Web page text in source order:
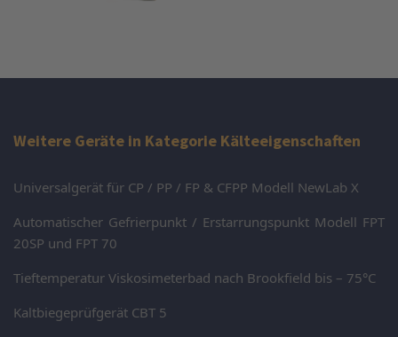
Weitere Geräte in Kategorie Kälteeigenschaften
Universalgerät für CP / PP / FP & CFPP Modell NewLab X
Automatischer Gefrierpunkt / Erstarrungspunkt Modell FPT
20SP und FPT 70
Tieftemperatur Viskosimeterbad nach Brookfield bis – 75°C
Kaltbiegeprüfgerät CBT 5